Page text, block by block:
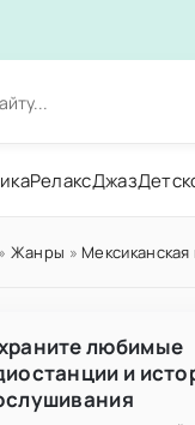
РелаксДжаз
Жанры »
любимые
и